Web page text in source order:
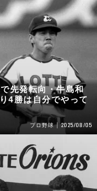
先発転向・牛島和
4勝は自分でやって
プロ野球 2025/08/05